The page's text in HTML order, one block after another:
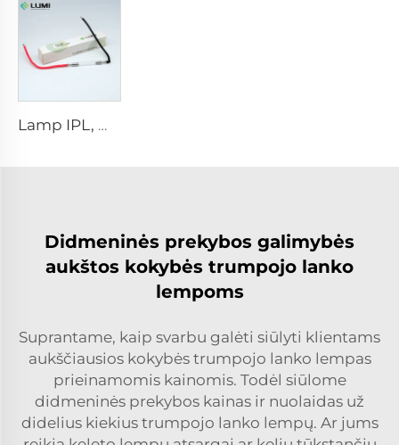
Lamp IPL, modelis 9-45-100 Wire
Didmeninės prekybos galimybės
aukštos kokybės trumpojo lanko
lempoms
Suprantame, kaip svarbu galėti siūlyti klientams
aukščiausios kokybės trumpojo lanko lempas
prieinamomis kainomis. Todėl siūlome
didmeninės prekybos kainas ir nuolaidas už
didelius kiekius trumpojo lanko lempų. Ar jums